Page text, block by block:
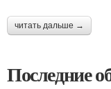
читать дальше →
Последние